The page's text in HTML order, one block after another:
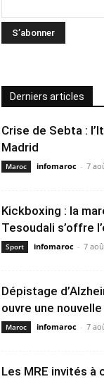
Derniers articles
Crise de Sebta :
Madrid
Maroc infomaroc - 7
Kickboxing : la
Tesoudali s’offre
Sport infomaroc - 7
Dépistage
ouvre une
Maroc infomaroc - 7
Les MRE invités